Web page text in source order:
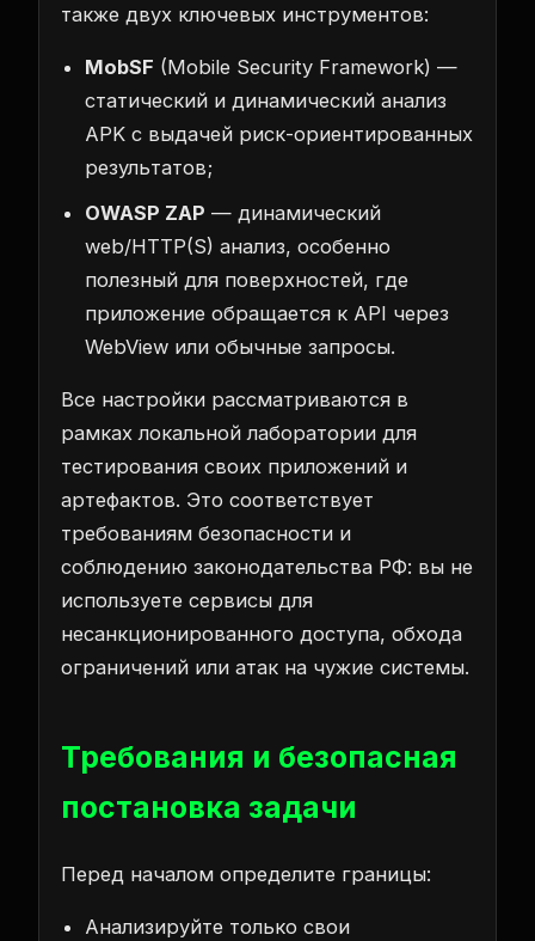
также двух ключевых инструментов:
MobSF (Mobile Security Framework) —
статический и динамический анализ
APK с выдачей риск-ориентированных
результатов;
OWASP ZAP — динамический
web/HTTP(S) анализ, особенно
полезный для поверхностей, где
приложение обращается к API через
WebView или обычные запросы.
Все настройки рассматриваются в
рамках локальной лаборатории для
тестирования своих приложений и
артефактов. Это соответствует
требованиям безопасности и
соблюдению законодательства РФ: вы не
используете сервисы для
несанкционированного доступа, обхода
ограничений или атак на чужие системы.
Требования и безопасная
постановка задачи
Перед началом определите границы:
Анализируйте только свои